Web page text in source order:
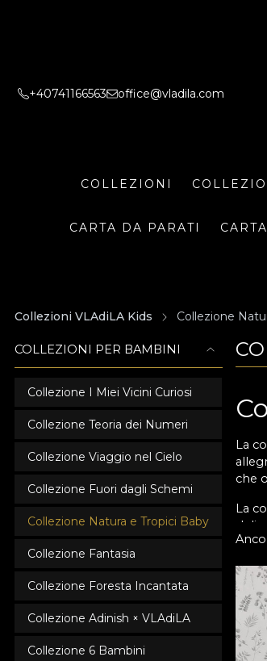
+40741166563 office@vladila.com
COLLEZIONI
CARTA DA PARATI
Collezioni VLAdiLA Kids Collezione
COLLEZIONI PER BAMBINI
Collezione I Miei Vicini Curiosi
Collezione Teoria dei Numeri
Collezione Viaggio nel Cielo
Collezione Fuori dagli Schemi
Collezione Natura e Tropici Baby
Collezione Fantasia
Collezione Foresta Incantata
Collezione Adinish × VLAdiLA
Collezione 6 Bambini
La
che
La
sia
La
Il